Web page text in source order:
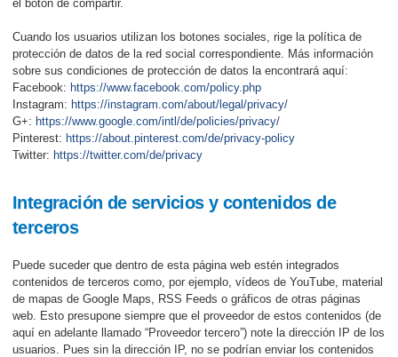
el botón de compartir.
Cuando los usuarios utilizan los botones sociales, rige la política de
protección de datos de la red social correspondiente. Más información
sobre sus condiciones de protección de datos la encontrará aquí:
Facebook: https://www.facebook.com/policy.php
Instagram: https://instagram.com/about/legal/privacy/
G+: https://www.google.com/intl/de/policies/privacy/
Pinterest: https://about.pinterest.com/de/privacy-policy
Twitter: https://twitter.com/de/privacy
Integración de servicios y contenidos de
terceros
Puede suceder que dentro de esta página web estén integrados
contenidos de terceros como, por ejemplo, vídeos de YouTube, material
de mapas de Google Maps, RSS Feeds o gráficos de otras páginas
web. Esto presupone siempre que el proveedor de estos contenidos (de
aquí en adelante llamado “Proveedor tercero”) note la dirección IP de los
usuarios. Pues sin la dirección IP, no se podrían enviar los contenidos